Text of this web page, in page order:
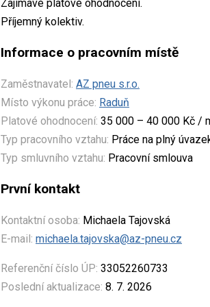
Zajímavé platové ohodnocení.
Příjemný kolektiv.
Informace o pracovním místě
Zaměstnavatel: AZ pneu s.r.o.
Místo výkonu práce: Raduň
Platové ohodnocení: 35 000 – 40 000 Kč /
Typ pracovního vztahu: Práce na plný
Typ smluvního vztahu: Pracovní smlouva
První kontakt
Kontaktní osoba: Michaela Tajovská
E-mail: michaela.tajovska@az-pneu.cz
Referenční číslo ÚP: 33052260733
Poslední aktualizace: 8. 7. 2026